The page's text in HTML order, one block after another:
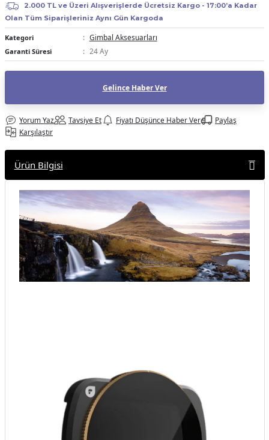
2.000 TL ve Üzeri Alışverişlerde Ücretsiz Kargo - 17:00’a Kadar
Olan Tüm Siparişleriniz Aynı Gün Kargoda
Kategori Gimbal Aksesuarları
Garanti Süresi 24 Ay
Gelince Haber Ver
Yorum Yaz Tavsiye Et Fiyatı Düşünce Haber Ver
Paylaş
Karşılaştır
Ürün Bilgisi